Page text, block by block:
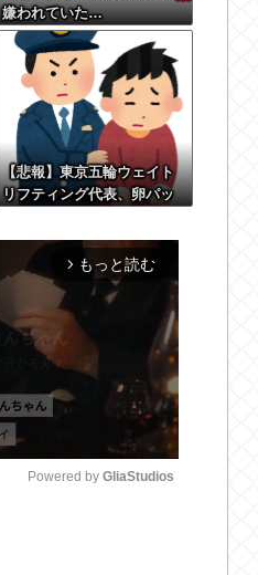
嫌われていた…
【悲報】東京五輪ウェイト
リフティング代表、卵パッ
ｗ
Powered by GliaStudios